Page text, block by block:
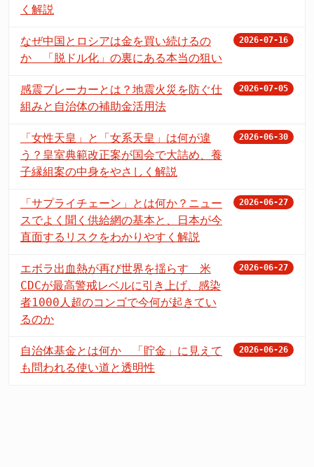
く解説
なぜ中国とロシアは金を買い続けるの
か 「脱ドル化」の裏にある本当の狙い
2026-07-16
感震ブレーカーとは？地震火災を防ぐ仕
組みと自治体の補助金活用法
2026-07-05
「女性天皇」と「女系天皇」は何が違
う？皇室典範改正案が国会で大詰め、養
子縁組案の中身をやさしく解説
2026-06-30
「サプライチェーン」とは何か？ニュー
スでよく聞く供給網の基本と、日本が今
直面するリスクをわかりやすく解説
2026-06-27
エボラ出血熱が再び世界を揺らす 米
CDCが最高警戒レベルに引き上げ、感染
者1000人超のコンゴで今何が起きてい
るのか
2026-06-27
自治体基金とは何か 「貯金」に見えて
も問われる使い道と透明性
2026-06-26